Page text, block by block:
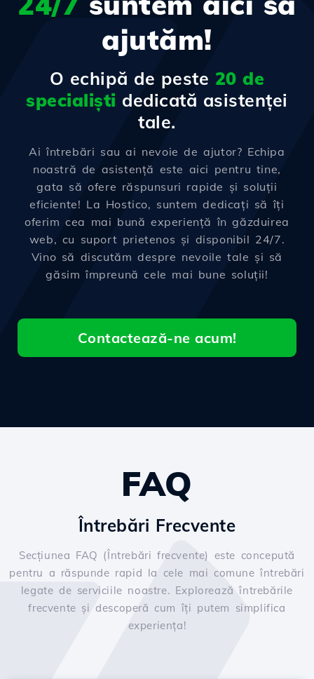
ajutăm!
O echipă de peste 20 de
specialiști dedicată asistenței
tale.
Ai întrebări sau ai nevoie de ajutor? Echipa
noastră de asistență este aici pentru tine,
gata să ofere răspunsuri rapide și soluții
eficiente! La Hostico, suntem dedicați să îți
oferim cea mai bună experiență în găzduirea
web, cu suport prietenos și disponibil 24/7.
Vino să discutăm despre nevoile tale și să
găsim împreună cele mai bune soluții!
Contactează-ne acum!
FAQ
Întrebări Frecvente
Secțiunea FAQ (Întrebări frecvente) este concepută
pentru a răspunde rapid la cele mai comune întrebări
legate de serviciile noastre. Explorează întrebările
frecvente și descoperă cum îți putem simplifica
experiența!